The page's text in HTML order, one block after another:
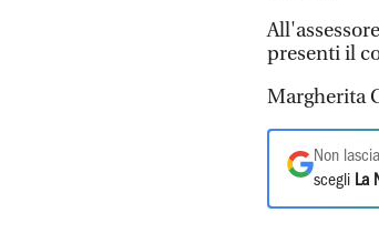
presenti il
Margherita
Non
scegli La